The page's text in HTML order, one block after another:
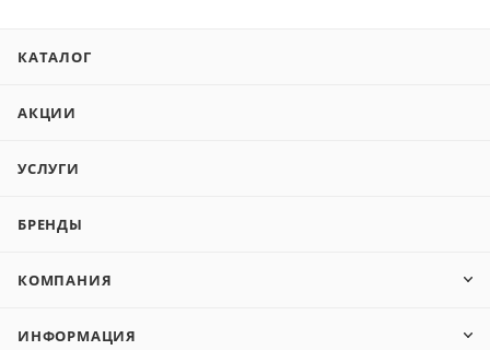
КАТАЛОГ
АКЦИИ
УСЛУГИ
БРЕНДЫ
КОМПАНИЯ
ИНФОРМАЦИЯ